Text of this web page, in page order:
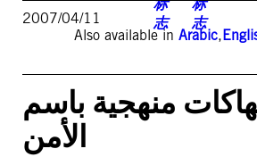
2007/04/11
Also available in Arabic,
منهجية باسم
الأمن